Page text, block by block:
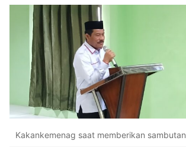
Kakankemenag saat memberikan sambutan